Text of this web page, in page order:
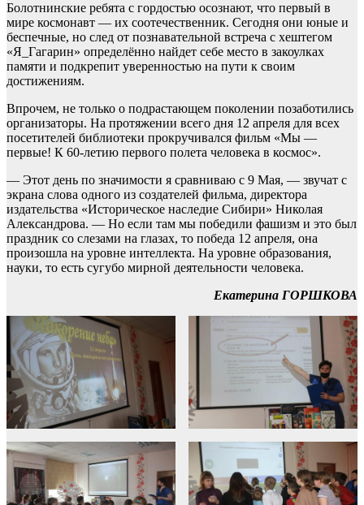
Болотнинские ребята с гордостью осознают, что первый в
мире космонавт — их соотечественник. Сегодня они юные и
беспечные, но след от познавательной встреча с хештегом
«Я_Гагарин» определённо найдет себе место в закоулках
памяти и подкрепит уверенностью на пути к своим
достижениям.
Впрочем, не только о подрастающем поколении позаботились
организаторы. На протяжении всего дня 12 апреля для всех
посетителей библиотеки прокручивался фильм «Мы —
первые! К 60-летию первого полета человека в космос».
— Этот день по значимости я сравниваю с 9 Мая, — звучат с
экрана слова одного из создателей фильма, директора
издательства «Историческое наследие Сибири» Николая
Александрова. — Но если там мы победили фашизм и это был
праздник со слезами на глазах, то победа 12 апреля, она
произошла на уровне интеллекта. На уровне образования,
науки, то есть сугубо мирной деятельности человека.
Екатерина ГОРШКОВА